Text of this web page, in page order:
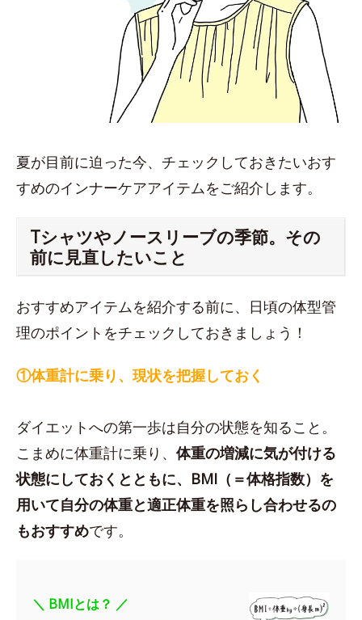
夏が目前に迫った今、チェックしておきたいおす
すめのインナーケアアイテムをご紹介します。
Tシャツやノースリーブの季節。その
前に見直したいこと
おすすめアイテムを紹介する前に、日頃の体型管
理のポイントをチェックしておきましょう！
①体重計に乗り、現状を把握しておく
ダイエットへの第一歩は自分の状態を知ること。
こまめに体重計に乗り、 体重の増減に気が付ける
状態にしておくとともに、BMI（＝体格指数）を
用いて自分の体重と適正体重を照らし合わせるの
もおすすめです。
＼ BMIとは？ ／